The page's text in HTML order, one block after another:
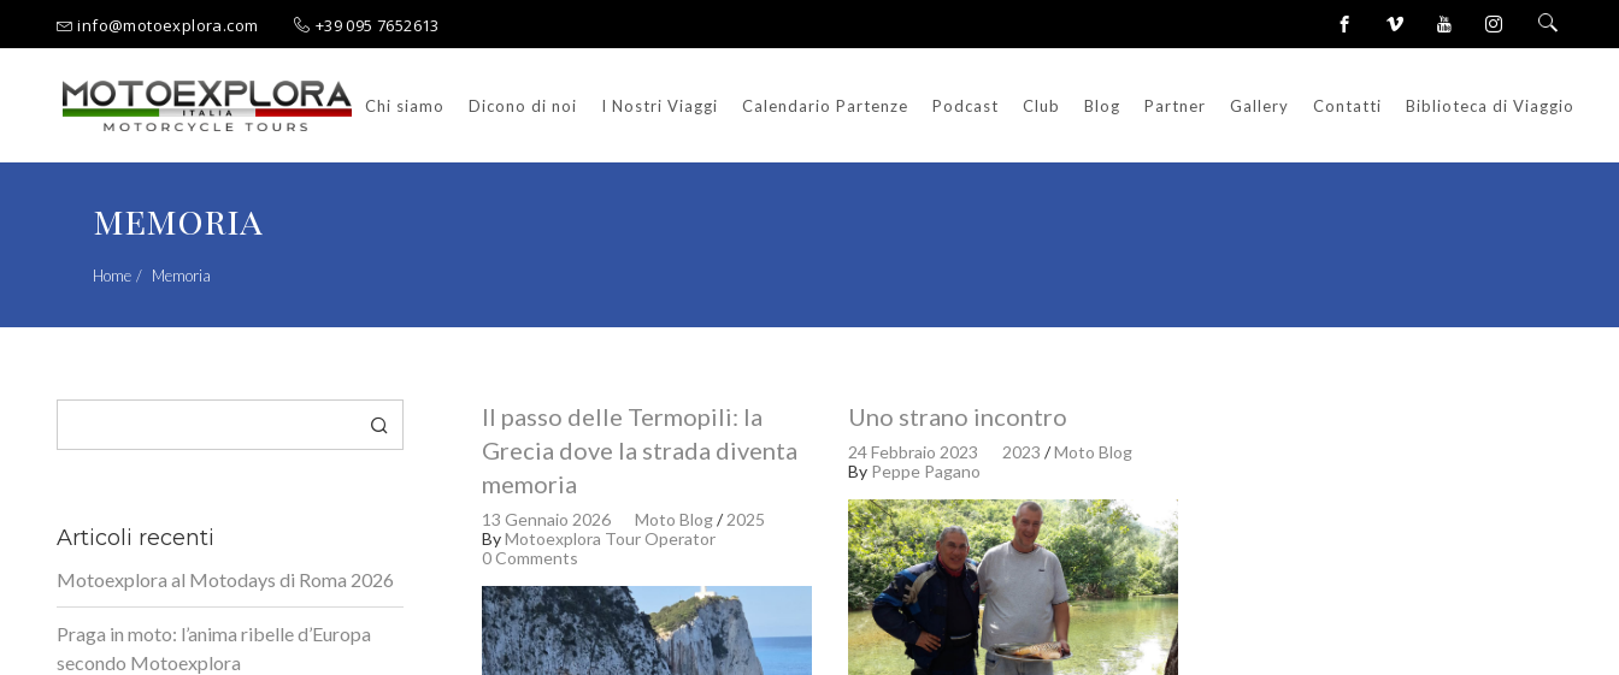
info@motoexplora.com +39 095 7652613
Chi siamo Dicono di noi I Nostri Viaggi Calendario Partenze Podcast Club Blog Partner Gallery Contatti Biblioteca di Viaggio
Ricerca per:
memoria
Home Memoria
Il passo delle Termopili: la
Grecia dove la strada diventa
memoria
13 Gennaio 2026 Moto Blog/2025
ByMotoexplora Tour Operator
0 Comments
Uno strano incontro
24 Febbraio 2023 2023 /Moto Blog
By Peppe Pagano
Articoli recenti
Motoexplora al Motodays di Roma 2026
Praga in moto: l’anima ribelle d’Europa
secondo Motoexplora